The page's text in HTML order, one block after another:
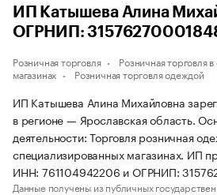
ИП Катышева Алина
ОГРНИП:
Розничная торговля
Розничная торговля
магазинах
Розничная торговля одеждой
ИП Катышева Алина Михайловна
в регионе — Ярославская область.
деятельности: Торговля розничная
специализированных магазинах. ИП
ИНН: 761104942206 и ОГРНИП:
Данные получены из публичных